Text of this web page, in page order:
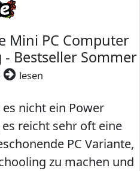
Mini PC Computer
Bestseller Sommer
lesen
nicht ein Power
reicht sehr oft eine
PC Variante,
zu machen und